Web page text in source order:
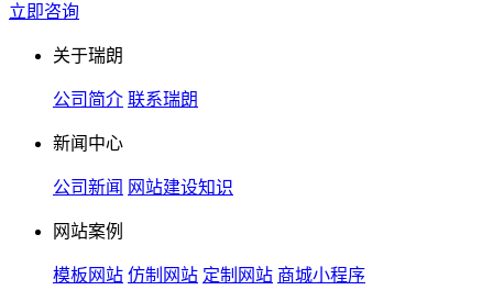
立即咨询
关于瑞朗
公司简介 联系瑞朗
新闻中心
公司新闻 网站建设知识
网站案例
模板网站 仿制网站 定制网站 商城小程序